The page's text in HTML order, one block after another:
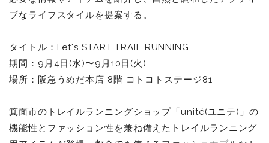
ブなライフスタイルを提案する。
タイトル： Let's START TRAIL RUNNING
期間：9月4日(水)〜9月10日(火)
場所：阪急うめだ本店 8階 コトコトステージ81
箕面市のトレイルランニングショップ「unité(ユニテ)」の
機能性とファッション性を兼ね備えたトレイルランニング